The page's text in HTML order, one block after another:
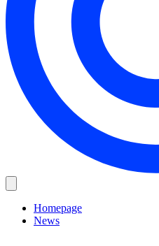
Homepage
News